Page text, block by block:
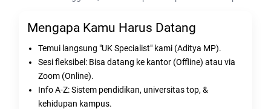
Mengapa Kamu Harus Datang
Temui langsung "UK Specialist" kami (Aditya MP).
Sesi fleksibel: Bisa datang ke kantor (Offline) atau via
Zoom (Online).
Info A-Z: Sistem pendidikan, universitas top, &
kehidupan kampus.